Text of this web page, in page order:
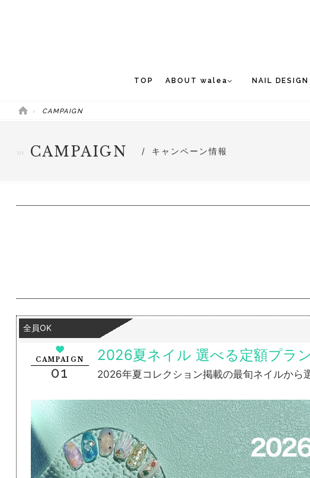
TOP ABOUT walea
MEDIA
NAIL DESIGN
CAMPAIGN
CAMPAIGN キャンペーン情報
全員OK
CAMPAIGN
01
2026夏ネイル 選べる定額プラン
2026年夏コレクション掲載の最旬ネイルから